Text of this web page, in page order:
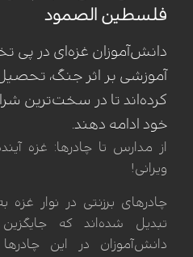
فلسطین الصمود
دانش‌آموزان غزه‌ای در پی
آموزشی بر اثر جنگ، تحصیل
کرده‌اند تا در سخت‌ترین
خود ادامه دهند.
از مدارس تا چادرها: غزه
ویرانی!
چادرهای برزنتی در نوار
تبدیل شده‌اند که
دانش‌آموزان در این